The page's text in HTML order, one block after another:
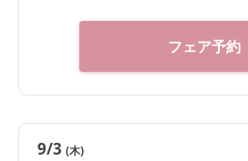
0～20：00（火曜定休） 【
駅」西口徒歩3分／東京メト
フェア予約
9/3 (木)